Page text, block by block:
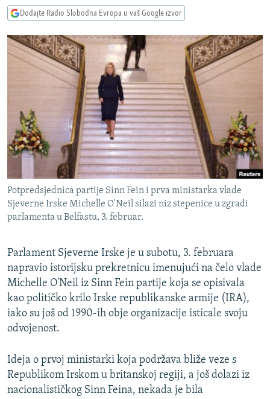
pretragu
INFOGRAFIKE
RAT U UKRAJINI
KINA NA BALKANU
RSE PRIČE IZ SVIJETA
ISPRIČAJ MI
DNEVNO@RSE
SPECIJALI RSE
VIŠE OD NASLOVA
GENOCID U SREBRENICI
POPLAVE I KLIZIŠTA U BIH 2024.
TV LIBERTY
MOJA EVROPA
TRI DECENIJE OD RATA U BIH
SVE KARTE DEJTONA
NASTANAK I RASPAD JUGOSLAVIJE
Sve RFE/RL stranice
Dodajte Radio Slobodna Evropa u vaš Google izvor
Potpredsjednica partije Sinn Fein i prva ministarka vlade
Sjeverne Irske Michelle O'Neil silazi niz stepenice u zgradi
parlamenta u Belfastu, 3. februar.
Parlament Sjeverne Irske je u subotu, 3. februara
napravio istorijsku prekretnicu imenujući na čelo vlade
Michelle O'Neil iz Sinn Fein partije koja se opisivala
kao političko krilo Irske republikanske armije (IRA),
iako su još od 1990-ih obje organizacije isticale svoju
odvojenost.
Ideja o prvoj ministarki koja podržava bliže veze s
Republikom Irskom u britanskoj regiji, a još dolazi iz
nacionalističkog Sinn Feina, nekada je bila